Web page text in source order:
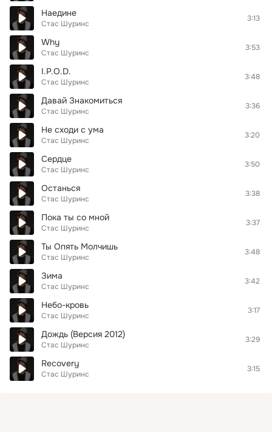
Наедине
Стас Шуринс
3:13
Why
Стас Шуринс
3:53
I.P.O.D.
Стас Шуринс
3:48
Давай Знакомиться
Стас Шуринс
3:36
Не сходи с ума
Стас Шуринс
3:20
Сердце
Стас Шуринс
3:50
Останься
Стас Шуринс
3:38
Пока ты со мной
Стас Шуринс
3:37
Ты Опять Молчишь
Стас Шуринс
3:48
Зима
Стас Шуринс
3:42
Небо-кровь
Стас Шуринс
3:17
Дождь (Версия 2012)
Стас Шуринс
3:29
Recovery
Стас Шуринс
3:15